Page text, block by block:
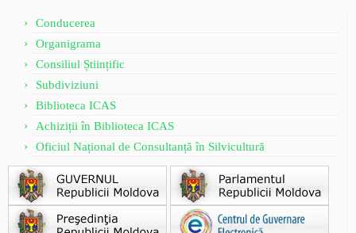
Conducerea
Organigrama
Consiliul Științific
Subdiviziuni
Biblioteca ICAS
Achiziții în Biblioteca ICAS
Oficiul Național de Consultanță în Silvicultură